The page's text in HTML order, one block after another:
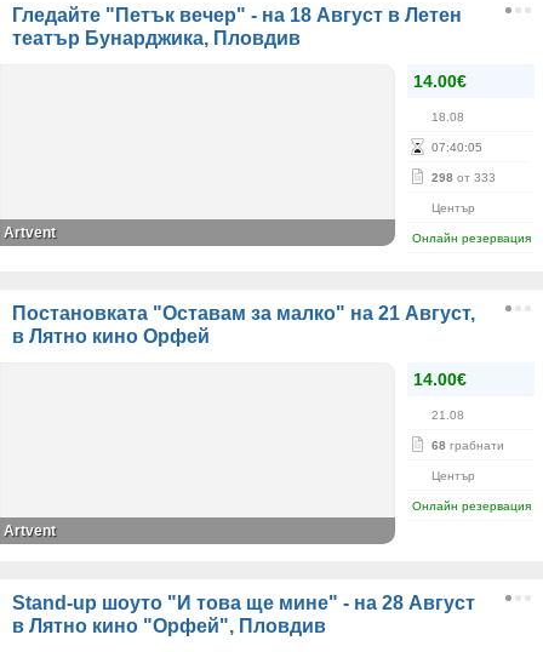
Гледайте "Петък вечер" - на 18 Август в Летен
театър Бунарджика, Пловдив
14.00€
18.08
07:40:05
298 от 333
Център
Онлайн резервация
Аrtvent
Постановката "Оставам за малко" на 21 Август,
в Лятно кино Орфей
14.00€
21.08
68 грабнати
Център
Онлайн резервация
Аrtvent
Stand-up шоуто "И това ще мине" - на 28 Август
в Лятно кино "Орфей", Пловдив